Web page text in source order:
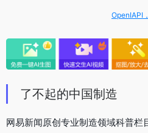
OpenIAPI，一
了不起的中国制造
网易新闻原创专业制造领域科普